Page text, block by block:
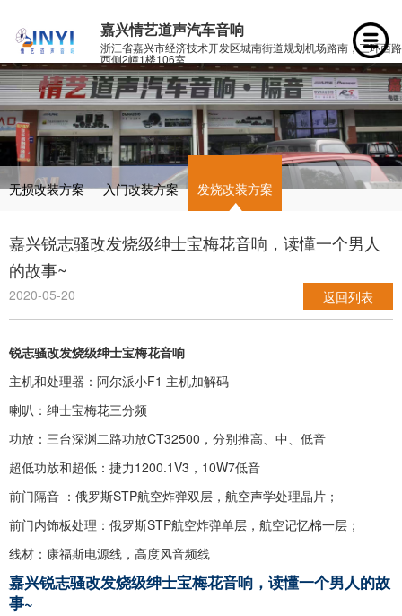
嘉兴情艺道声汽车音响
浙江省嘉兴市经济技术开发区城南街道规划机场路南，三环西路
西侧2幢1楼106室
无损改装方案 入门改装方案 发烧改装方案
嘉兴锐志骚改发烧级绅士宝梅花音响，读懂一个男人
的故事~
2020-05-20 返回列表
锐志骚改发烧级绅士宝梅花音响
主机和处理器：阿尔派小F1 主机加解码
喇叭：绅士宝梅花三分频
功放：三台深渊二路功放CT32500，分别推高、中、低音
超低功放和超低：捷力1200.1V3，10W7低音
前门隔音 ：俄罗斯STP航空炸弹双层，航空声学处理晶片；
前门内饰板处理：俄罗斯STP航空炸弹单层，航空记忆棉一层；
线材：康福斯电源线，高度风音频线
嘉兴锐志骚改发烧级绅士宝梅花音响，读懂一个男人的故
事~